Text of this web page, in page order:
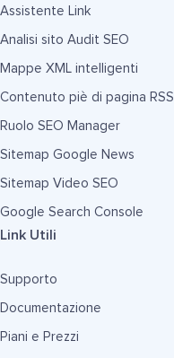
Assistente Link
Analisi sito Audit SEO
Mappe XML intelligenti
Contenuto piè di pagina RSS
Ruolo SEO Manager
Sitemap Google News
Sitemap Video SEO
Google Search Console
Link Utili
Supporto
Documentazione
Piani e Prezzi